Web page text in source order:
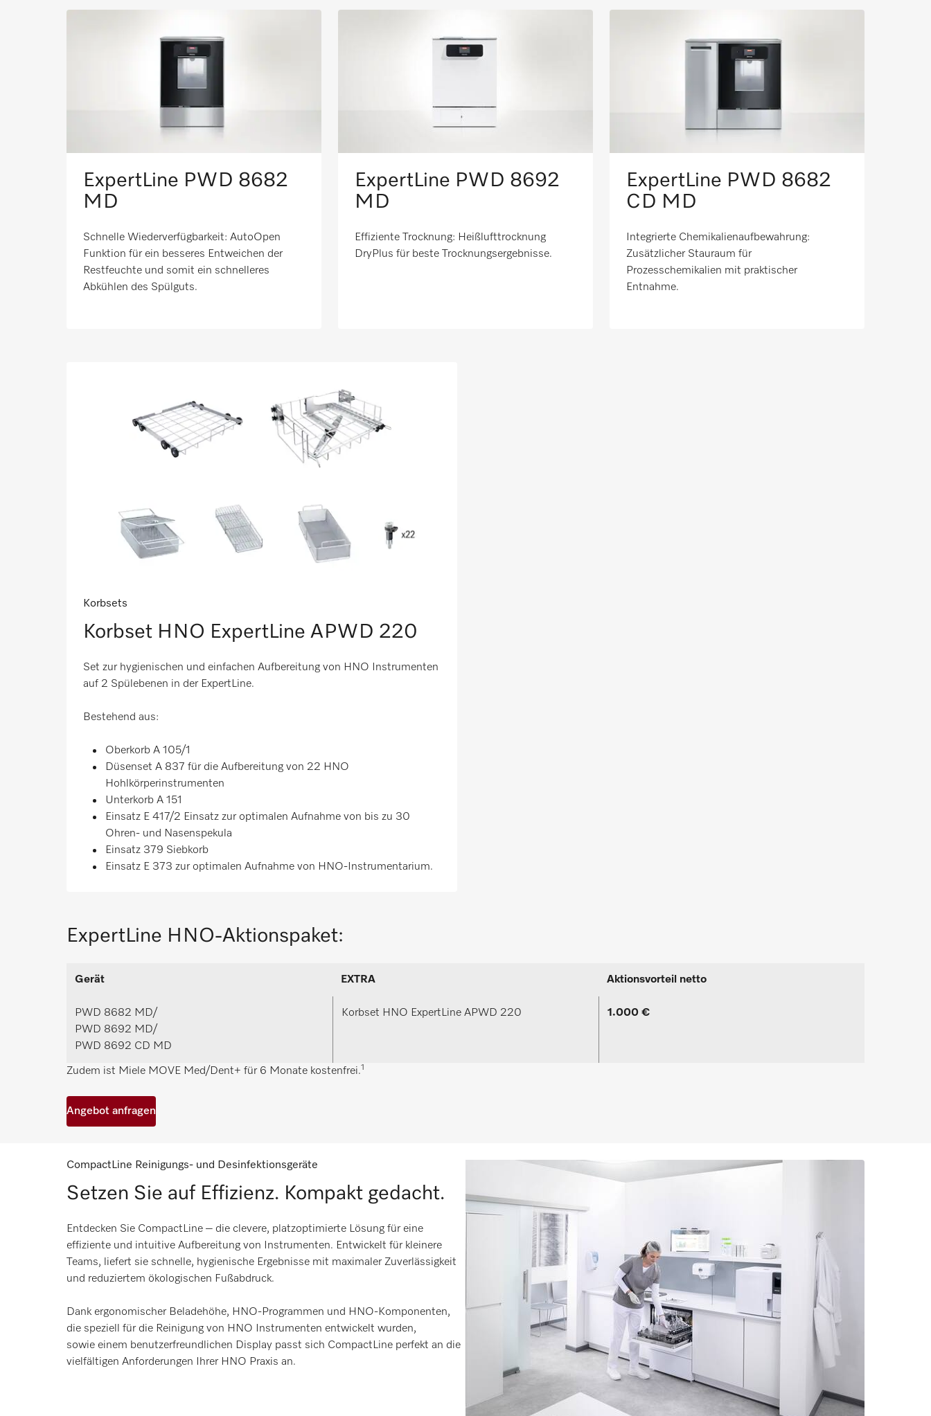
ExpertLine PWD 8682
MD
Schnelle Wiederverfügbarkeit: AutoOpen
Funktion für ein besseres Entweichen der
Restfeuchte und somit ein schnelleres
Abkühlen des Spülguts. ​
ExpertLine PWD 8692
MD
Effiziente Trocknung: Heißlufttrocknung
DryPlus für beste Trocknungsergebnisse. ​
ExpertLine PWD 8682
CD​ MD
Integrierte Chemikalienaufbewahrung:
Zusätzlicher Stauraum für
Prozesschemikalien mit praktischer
Entnahme.​
Korbsets
Korbset HNO ExpertLine APWD 220
Set zur hygienischen und einfachen Aufbereitung von HNO Instrumenten
auf 2 Spülebenen in der ExpertLine.
Bestehend aus:
Oberkorb A 105/1
Düsenset A 837 für die Aufbereitung von 22 HNO
Hohlkörperinstrumenten
Unterkorb A 151
Einsatz E 417/2 Einsatz zur optimalen Aufnahme von bis zu 30
Ohren- und Nasenspekula
Einsatz 379 Siebkorb
Einsatz E 373 zur optimalen Aufnahme von HNO-Instrumentarium.
ExpertLine HNO-Aktionspaket:
Gerät EXTRA Aktionsvorteil netto
PWD 8682 MD/
PWD 8692 MD/
PWD 8692 CD MD
Korbset HNO ExpertLine APWD 220 1.000 €
Zudem ist Miele MOVE Med/Dent+ für 6 Monate kostenfrei.1
Angebot anfragen
CompactLine Reinigungs- und Desinfektionsgeräte
Setzen Sie auf Effizienz. Kompakt gedacht.
Entdecken Sie CompactLine – die clevere, platzoptimierte Lösung für eine
effiziente und intuitive Aufbereitung von Instrumenten. Entwickelt für kleinere
Teams, liefert sie schnelle, hygienische Ergebnisse mit maximaler Zuverlässigkeit
und reduziertem ökologischen Fußabdruck.
Dank ergonomischer Beladehöhe, HNO-Programmen und HNO-Komponenten,
die speziell für die Reinigung von HNO Instrumenten entwickelt wurden,
sowie einem benutzerfreundlichen Display passt sich CompactLine perfekt an die
vielfältigen Anforderungen Ihrer HNO Praxis an.